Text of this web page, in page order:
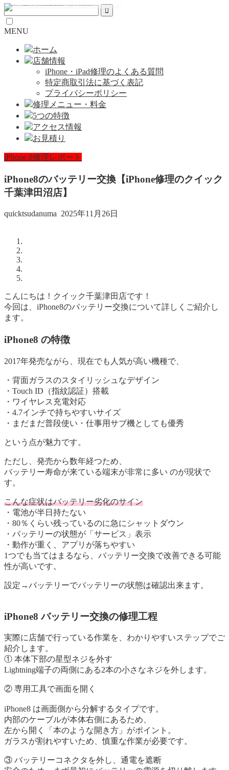
MENU
ホーム
店舗情報
iPhone・iPad修理のよくある質問
特定商取引法に基づく表記
プライバシーポリシー
修理メニュー・料金
5つの特徴
アクセス情報
お見積り
iPhone 8修理レポート
iPhone8のバッテリー交換【iPhone修理のクイック
千葉津田沼店】
quicktsudanuma 2025年11月26日
こんにちは！クイック千葉津田店です！
今回は、iPhone8のバッテリー交換について詳しくご紹介し
ます。
iPhone8 の特徴
2017年発売ながら、現在でも人気が高い機種で、
・背面ガラスのスタイリッシュなデザイン
・Touch ID（指紋認証）搭載
・ワイヤレス充電対応
・4.7インチで持ちやすいサイズ
・まだまだ普段使い・仕事用サブ機としても優秀
という点が魅力です。
ただし、発売から数年経つため、
バッテリー寿命が来ている端末が非常に多い のが現状で
す。
こんな症状はバッテリー劣化のサイン
・電池が半日持たない
・80％くらい残っているのに急にシャットダウン
・バッテリーの状態が「サービス」表示
・動作が重く、アプリが落ちやすい
1つでも当てはまるなら、バッテリー交換で改善できる可能
性が高いです。
設定→バッテリーでバッテリーの状態は確認出来ます。
iPhone8 バッテリー交換の修理工程
実際に店舗で行っている作業を、わかりやすいステップでご
紹介します。
① 本体下部の星型ネジを外す
Lightning端子の両側にある2本の小さなネジを外します。
② 専用工具で画面を開く
iPhone8 は画面側から分解するタイプです。
内部のケーブルが本体右側にあるため、
左から開く「本のような開き方」がポイント。
ガラスが割れやすいため、慎重な作業が必要です。
③ バッテリーコネクタを外し、通電を遮断